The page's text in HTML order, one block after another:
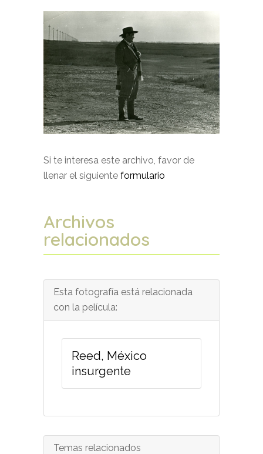
Si te interesa este archivo, favor de
llenar el siguiente formulario
Archivos
relacionados
Esta fotografía está relacionada
con la película:
Reed, México
insurgente
Temas relacionados